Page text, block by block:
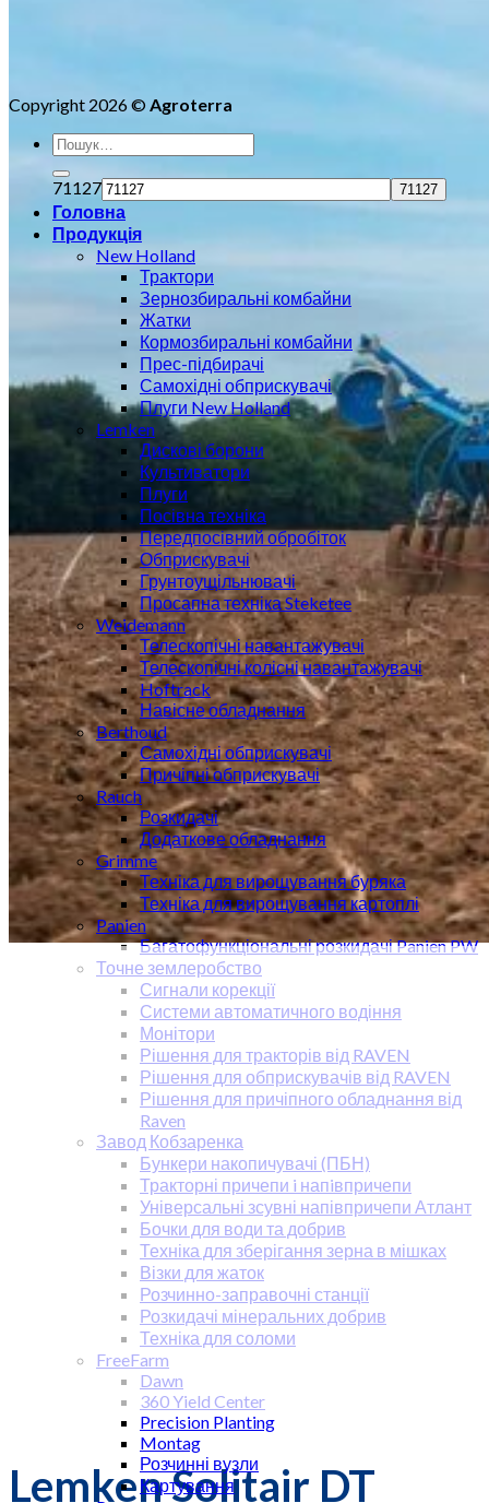
Lemken Solitair DT
Copyright 2026 © Agroterra
71127
Головна
Продукція
New Holland
Трактори
Зернозбиральні комбайни
Жатки
Кормозбиральні комбайни
Прес-підбирачі
Самохідні обприскувачі
Плуги New Holland
Lemken
Дискові борони
Культиватори
Плуги
Посівна техніка
Передпосівний обробіток
Обприскувачі
Грунтоущільнювачі
Просапна техніка Steketee
Weidemann
Телескопічні навантажувачі
Телескопічні колісні навантажувачі
Hoftrack
Навісне обладнання
Berthoud
Самохідні обприскувачі
Причіпні обприскувачі
Rauch
Розкидачі
Додаткове обладнання
Grimme
Техніка для вирощування буряка
Техніка для вирощування картоплі
Panien
Багатофункціональні розкидачі Panien PW
Точне землеробство
Сигнали корекції
Системи автоматичного водіння
Монітори
Рішення для тракторів від RAVEN
Рішення для обприскувачів від RAVEN
Рішення для причіпного обладнання від
Raven
Завод Кобзаренка
Бункери накопичувачі (ПБН)
Тракторні причепи i напiвпричепи
Універсальні зсувні напівпричепи Атлант
Бочки для води та добрив
Техніка для зберігання зерна в мішках
Візки для жаток
Розчинно-заправочні станції
Розкидачі мінеральних добрив
Техніка для соломи
FreeFarm
Dawn
360 Yield Center
Precision Planting
Montag
Розчинні вузли
Картування